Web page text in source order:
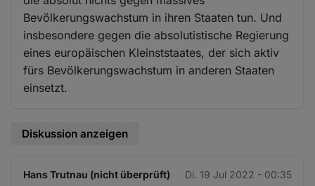
Bevölkerungswachstum in ihren Staaten tun. Und
insbesondere gegen die absolutistische Regierung
eines europäischen Kleinststaates, der sich aktiv
fürs Bevölkerungswachstum in anderen Staaten
einsetzt.
Diskussion anzeigen
Hans Trutnau (nicht überprüft) Di. 19 Jul 2022 - 00:35